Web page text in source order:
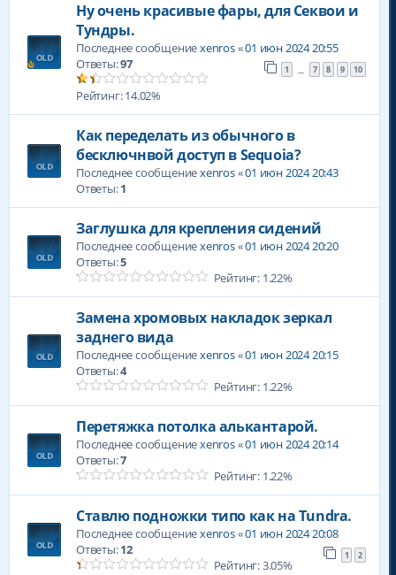
Ну очень красивые фары, для Секвои и
Тундры.
Последнее сообщениеxenros«01 июн 2024 20:55
Ответы:97 1 … 7 8 9 10
Рейтинг: 14.02%
Как переделать из обычного в
бесключнвой доступ в Sequoia?
Последнее сообщениеxenros«01 июн 2024 20:43
Ответы:1
Заглушка для крепления сидений
Последнее сообщениеxenros«01 июн 2024 20:20
Ответы:5
Рейтинг: 1.22%
Замена хромовых накладок зеркал
заднего вида
Последнее сообщениеxenros«01 июн 2024 20:15
Ответы:4
Рейтинг: 1.22%
Перетяжка потолка алькантарой.
Последнее сообщениеxenros«01 июн 2024 20:14
Ответы:7
Рейтинг: 1.22%
Ставлю подножки типо как на Tundra.
Последнее сообщениеxenros«01 июн 2024 20:08
Ответы:12 1 2
Рейтинг: 3.05%